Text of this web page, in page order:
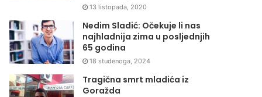
13 listopada, 2020
Nedim Sladić: Očekuje li nas
najhladnija zima u posljednjih
65 godina
18 studenoga, 2024
Tragična smrt mladića iz
Goražda